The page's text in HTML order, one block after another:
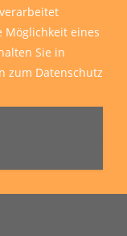
Möglichkeit eines
Sie in
zum Datenschutz